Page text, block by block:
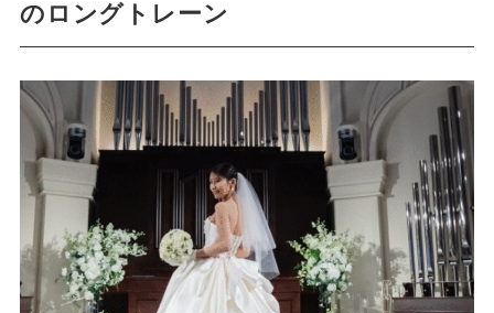
のロングトレーン